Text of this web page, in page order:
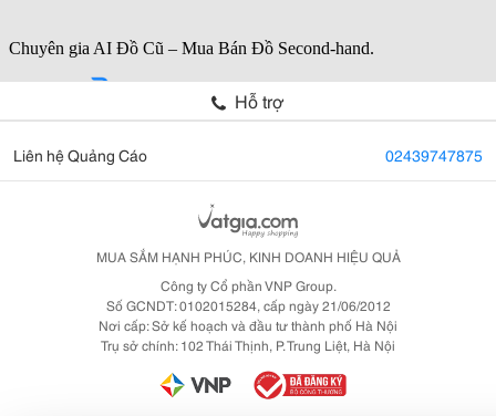
Hỗ trợ
Liên hệ Quảng Cáo 02439747875
MUA SẮM HẠNH PHÚC, KINH DOANH HIỆU QUẢ
Công ty Cổ phần VNP Group.
Số GCNDT: 0102015284, cấp ngày 21/06/2012
Nơi cấp: Sở kế hoạch và đầu tư thành phố Hà Nội
Trụ sở chính: 102 Thái Thịnh, P. Trung Liệt, Hà Nội